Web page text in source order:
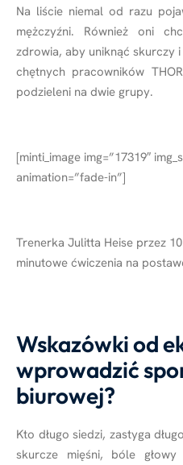
Na liście niemal od razu
mężczyźni. Również oni
zdrowia, aby uniknąć skurczy
chętnych pracowników THOR
podzieleni na dwie grupy.
[minti_image img=”17319″
animation=”fade-in”]
Trenerka Julitta Heise przez
minutowe ćwiczenia na
Wskazówki od
wprowadzić
biurowej?
Kto długo siedzi, zastyga
skurcze mięśni, bóle